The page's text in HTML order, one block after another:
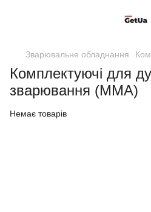
Зварювальне обладнання
Комплектуючі для
зварювання (MMA)
Немає товарів